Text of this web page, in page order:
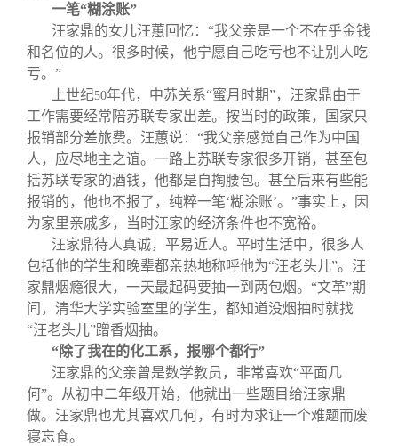
一笔“糊涂账”
汪家鼎的女儿汪蕙回忆：“我父亲是一个不在乎金钱
和名位的人。很多时候，他宁愿自己吃亏也不让别人吃
亏。”
上世纪50年代，中苏关系“蜜月时期”，汪家鼎由于
工作需要经常陪苏联专家出差。按当时的政策，国家只
报销部分差旅费。汪蕙说：“我父亲感觉自己作为中国
人，应尽地主之谊。一路上苏联专家很多开销，甚至包
括苏联专家的酒钱，他都是自掏腰包。甚至后来有些能
报销的，他也不报了，纯粹一笔‘糊涂账’。”事实上，因
为家里亲戚多，当时汪家的经济条件也不宽裕。
汪家鼎待人真诚，平易近人。平时生活中，很多人
包括他的学生和晚辈都亲热地称呼他为“汪老头儿”。汪
家鼎烟瘾很大，一天最起码要抽一到两包烟。“文革”期
间，清华大学实验室里的学生，都知道没烟抽时就找
“汪老头儿”蹭香烟抽。
“除了我在的化工系，报哪个都行”
汪家鼎的父亲曾是数学教员，非常喜欢“平面几
何”。从初中二年级开始，他就出一些题目给汪家鼎
做。汪家鼎也尤其喜欢几何，有时为求证一个难题而废
寝忘食。